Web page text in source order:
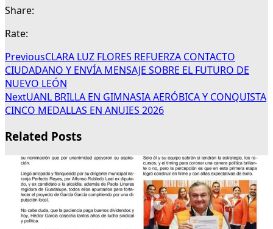
Share:
Rate:
PreviousCLARA LUZ FLORES REFUERZA CONTACTO
CIUDADANO Y ENVÍA MENSAJE SOBRE EL FUTURO DE
NUEVO LEÓN
NextUANL BRILLA EN GIMNASIA AERÓBICA Y CONQUISTA
CINCO MEDALLAS EN ANUIES 2026
Related Posts